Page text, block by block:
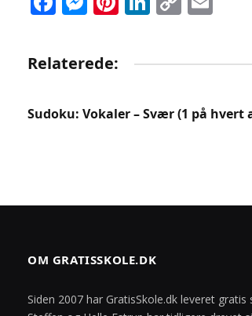
Relaterede:
Sudoku: Vokaler – Svær (1 på hvert
OM GRATISSKOLE.DK
Siden 2007 har GratisSkole.dk leveret gratis